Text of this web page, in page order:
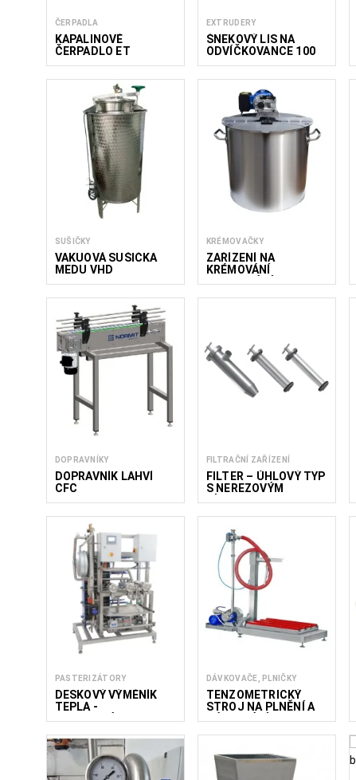
ČERPADLA
KAPALINOVÉ
ČERPADLO ET
EXTRUDERY
ŠNEKOVÝ LIS NA
ODVÍČKOVANCE 100
KG/H
SUŠIČKY
VAKUOVÁ SUŠIČKA
MEDU VHD
KRÉMOVAČKY
ZAŘÍZENÍ NA
KRÉMOVÁNÍ
(PASTOVÁNÍ) MEDU
DOPRAVNÍKY
DOPRAVNÍK LAHVÍ
CFC
FILTRAČNÍ ZAŘÍZENÍ
FILTER – ÚHLOVÝ TYP
S NEREZOVÝM
SÍTKEM
PASTERIZÁTORY
DESKOVÝ VÝMĚNÍK
TEPLA -
PASTERIZÁTOR PTP
DÁVKOVAČE, PLNIČKY
TENZOMETRICKÝ
STROJ NA PLNĚNÍ A
DÁVKOVÁNÍ MEDU AP